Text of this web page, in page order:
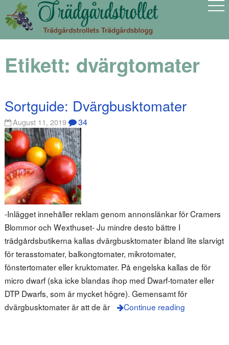
Etikett: dvärgtomater
Sortguide: Dvärgbusktomater
August 11, 2019 34
-Inlägget innehåller reklam genom annonslänkar för Cramers
Blommor och Wexthuset- Ju mindre desto bättre I
trädgårdsbutikerna kallas dvärgbusktomater ibland lite slarvigt
för terasstomater, balkongtomater, mikrotomater,
fönstertomater eller kruktomater. På engelska kallas de för
micro dwarf (ska icke blandas ihop med Dwarf-tomater eller
DTP Dwarfs, som är mycket högre). Gemensamt för
dvärgbusktomater är att de är
Continue reading